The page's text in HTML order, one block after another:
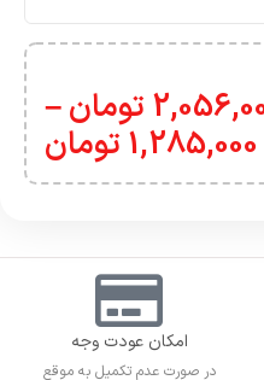
تومان–
1,285,000 تومان
امکان عودت وجه
در صورت عدم تکمیل به موقع